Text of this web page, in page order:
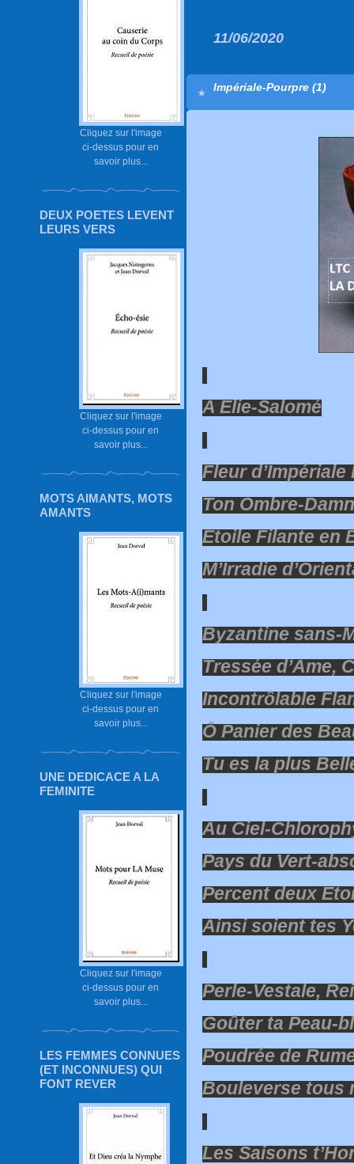
Cliquez sur l'image
ci-dessus pour en
savoir plus...
DEUX POETES LEVENT
LEURS VERS
Cliquez sur l'image
ci-dessus pour en
savoir plus...
MOTS AIMANTS, MOTS
AMANTS
Cliquez sur l'image
ci-dessus pour en
savoir plus...
UNE DEDICACE A LA
FEMINITE
Cliquez sur l'image
ci-dessus pour en
savoir plus...
LES FEMMES CONNUES
(ET INCONNUES) QUI
FONT REVER
11/06/2020
Impériale-Pourpre (1)
A Elie-Salomé
Fleur d’Impériale
Ton Ombre-
Etoile Filante en
M’Irradie
Byzantine sans-
Tressée d’Ame,
Incontrôlable
Ô Panier des
Tu es la plus
Au Ciel-
Pays du Vert-
Percent deux
Ainsi soient tes
Perle-Vestale,
Goûter ta Peau-
Poudrée de
Bouleverse tous
Les Saisons